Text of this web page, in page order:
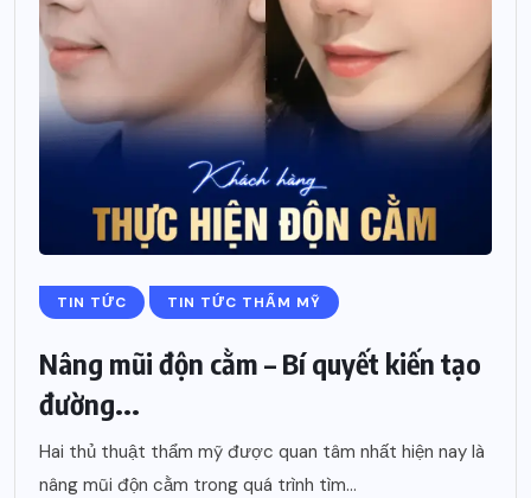
TIN TỨC TIN TỨC THẨM MỸ
Nâng mũi độn cằm – Bí quyết kiến tạo
đường...
Hai thủ thuật thẩm mỹ được quan tâm nhất hiện nay là
nâng mũi độn cằm trong quá trình tìm...